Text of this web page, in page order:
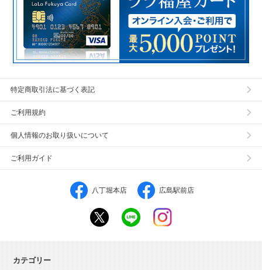
特定商取引法に基づく表記
ご利用規約
個人情報のお取り扱いについて
ご利用ガイド
八丁堀本店 広島駅前店
カテゴリー